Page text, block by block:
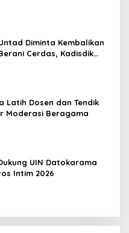
Diminta Kembalikan
Cerdas, Kadisdik
Terima Beasiswa
Latih Dosen dan Tendik
Moderasi Beragama
UIN Datokarama
Intim 2026